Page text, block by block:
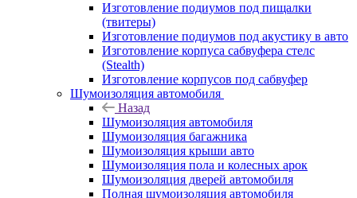
Изготовление подиумов под пищалки
(твитеры)
Изготовление подиумов под акустику в авто
Изготовление корпуса сабвуфера стелс
(Stealth)
Изготовление корпусов под сабвуфер
Шумоизоляция автомобиля
Назад
Шумоизоляция автомобиля
Шумоизоляция багажника
Шумоизоляция крыши авто
Шумоизоляция пола и колесных арок
Шумоизоляция дверей автомобиля
Полная шумоизоляция автомобиля